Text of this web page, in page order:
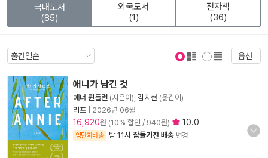
국내도서
(85)
외국도서
(1)
전자책
(36)
옵션
애니가 남긴 것
애너 퀸들런 (지은이), 김지현 (옮긴이)
리프
2026년 06월
16,920원 (10% 할인 / 940원) 10.0
양탄자배송 밤 11시 잠들기전 배송 변경